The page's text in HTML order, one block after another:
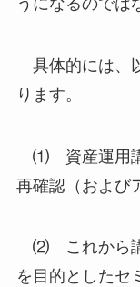
具体的には、
ります。
⑴ 資産運用講
再確認（および
⑵ これから講
を目的としたセ